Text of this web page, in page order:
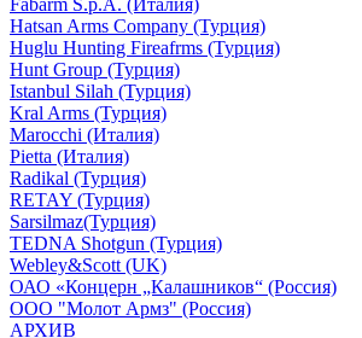
Fabarm S.p.A. (Италия)
Hatsan Arms Company (Турция)
Huglu Hunting Fireafrms (Турция)
Hunt Group (Турция)
Istanbul Silah (Турция)
Kral Arms (Турция)
Marocchi (Италия)
Pietta (Италия)
Radikal (Турция)
RETAY (Турция)
Sarsilmaz(Турция)
TEDNA Shotgun (Турция)
Webley&Scott (UK)
ОАО «Концерн „Калашников“ (Россия)
ООО "Молот Армз" (Россия)
АРХИВ